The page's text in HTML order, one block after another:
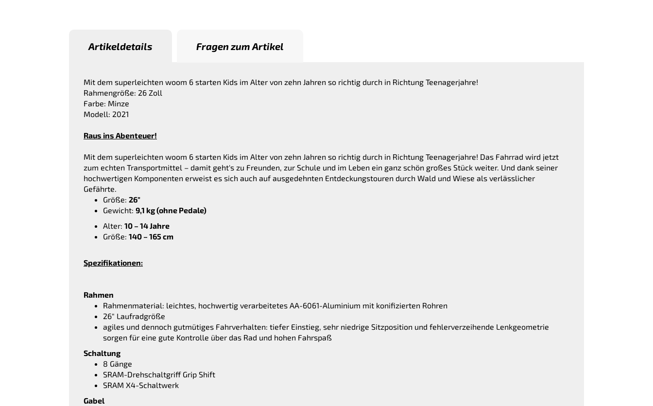
Artikeldetails Fragen zum Artikel
Mit dem superleichten woom 6 starten Kids im Alter von zehn Jahren so richtig durch in Richtung Teenagerjahre!
Rahmengröße: 26 Zoll
Farbe: Minze
Modell: 2021
Raus ins Abenteuer!
Mit dem superleichten woom 6 starten Kids im Alter von zehn Jahren so richtig durch in Richtung Teenagerjahre! Das Fahrrad wird jetzt
zum echten Transportmittel – damit geht's zu Freunden, zur Schule und im Leben ein ganz schön großes Stück weiter. Und dank seiner
hochwertigen Komponenten erweist es sich auch auf ausgedehnten Entdeckungstouren durch Wald und Wiese als verlässlicher
Gefährte.
Größe: 26″
Gewicht: 9,1 kg (ohne Pedale)
Alter: 10 – 14 Jahre
Größe: 140 – 165 cm
Spezifikationen:
Rahmen
Rahmenmaterial: leichtes, hochwertig verarbeitetes AA-6061-Aluminium mit konifizierten Rohren
26″ Laufradgröße
agiles und dennoch gutmütiges Fahrverhalten: tiefer Einstieg, sehr niedrige Sitzposition und fehlerverzeihende Lenkgeometrie
sorgen für eine gute Kontrolle über das Rad und hohen Fahrspaß
Schaltung
8 Gänge
SRAM-Drehschaltgriff Grip Shift
SRAM X4-Schaltwerk
Gabel